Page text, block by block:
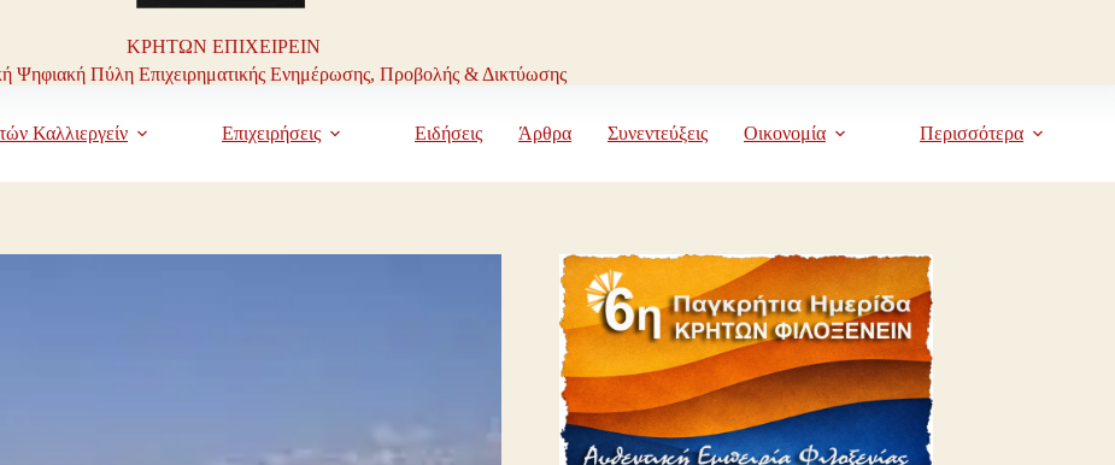
ΚΡΗΤΩΝ ΕΠΙΧΕΙΡΕΙΝ
Ψηφιακή Πύλη Επιχειρηματικής Ενημέρωσης, Προβολής & Δικτύωσης
Καλλιεργείν Επιχειρήσεις Ειδήσεις Άρθρα Συνεντεύξεις Οικονομία Περισσότερα